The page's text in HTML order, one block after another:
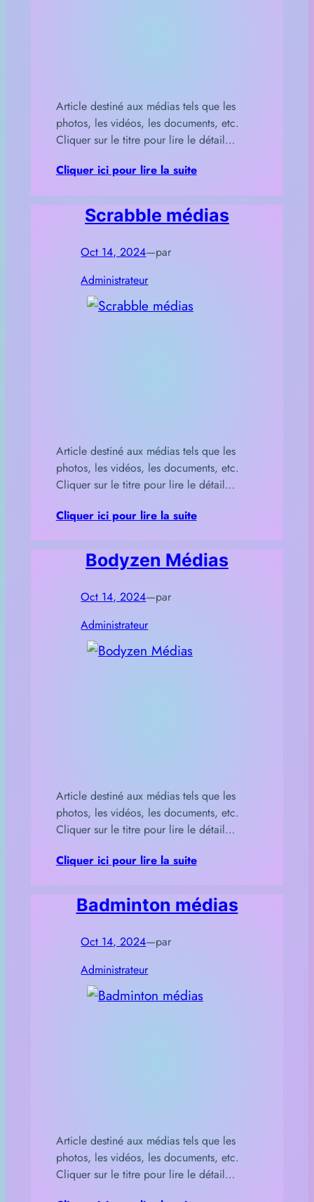
Article destiné aux médias tels que les
photos, les vidéos, les documents, etc.
Cliquer sur le titre pour lire le détail…
Cliquer ici pour lire la suite
Scrabble médias
Oct 14, 2024—par
Administrateur
Article destiné aux médias tels que les
photos, les vidéos, les documents, etc.
Cliquer sur le titre pour lire le détail…
Cliquer ici pour lire la suite
Bodyzen Médias
Oct 14, 2024—par
Administrateur
Article destiné aux médias tels que les
photos, les vidéos, les documents, etc.
Cliquer sur le titre pour lire le détail…
Cliquer ici pour lire la suite
Badminton médias
Oct 14, 2024—par
Administrateur
Article destiné aux médias tels que les
photos, les vidéos, les documents, etc.
Cliquer sur le titre pour lire le détail…